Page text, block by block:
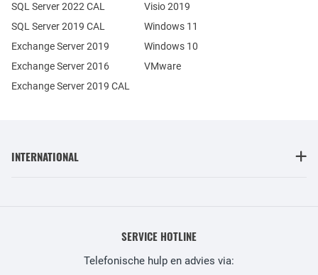
Exchange Server 2019
Exchange Server 2016
SQL Server 2022 CAL
SQL Server 2019 CAL
Exchange Server 2019 CAL
Visio 2019
Windows 11
Windows 10
VMware
INTERNATIONAL
SERVICE HOTLINE
Telefonische hulp en advies via: